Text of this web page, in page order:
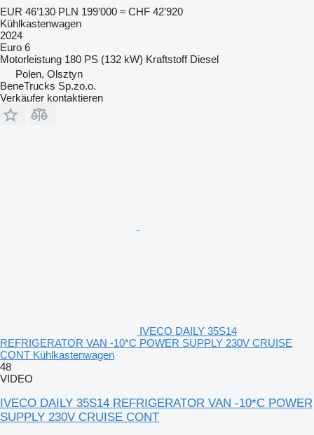
EUR 46’130 PLN 199’000 ≈ CHF 42’920
Kühlkastenwagen
2024
Euro 6
Motorleistung 180 PS (132 kW) Kraftstoff Diesel
Polen, Olsztyn
BeneTrucks Sp.zo.o.
Verkäufer kontaktieren
IVECO DAILY 35S14
REFRIGERATOR VAN -10*C POWER SUPPLY 230V CRUISE
CONT Kühlkastenwagen
48
VIDEO
IVECO DAILY 35S14 REFRIGERATOR VAN -10*C POWER
SUPPLY 230V CRUISE CONT